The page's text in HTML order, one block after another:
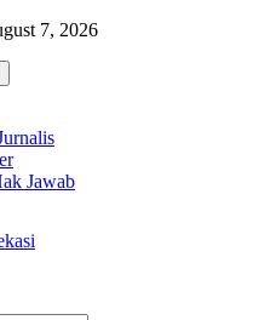
7, 2026
Jawab
Warga Bekasi